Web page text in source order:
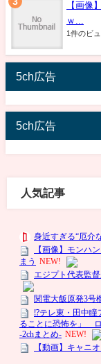
【画像
ｗ...
1件のビ
5ch広告
5ch広告
人気記事